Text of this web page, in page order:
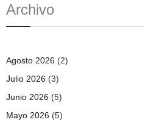
Archivo
Agosto 2026 (2)
Julio 2026 (3)
Junio 2026 (5)
Mayo 2026 (5)